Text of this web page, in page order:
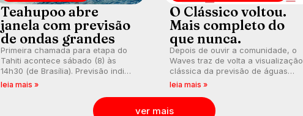
Teahupoo abre
janela com previsão
de ondas grandes
Primeira chamada para etapa do
Tahiti acontece sábado (8) às
14h30 (de Brasília). Previsão indica
swell consistente. Medina
divulga baterias, com Kelly Slater
leia mais »
O Clássico voltou.
Mais completo do
que nunca.
Depois de ouvir a comunidade, o
Waves traz de volta a visualização
clássica da previsão de águas
rasas, agora integrada à nova
ondas para até 16 dias.
leia mais »
ver mais